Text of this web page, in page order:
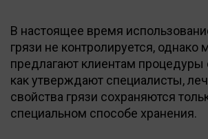
В настоящее время
грязи не контролируется, однако
предлагают клиентам процедуры
как утверждают специалисты,
свойства грязи сохраняются
специальном способе хранения.